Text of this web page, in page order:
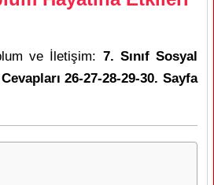
ve İletişim: 7. Sınıf Sosyal
26-27-28-29-30. Sayfa